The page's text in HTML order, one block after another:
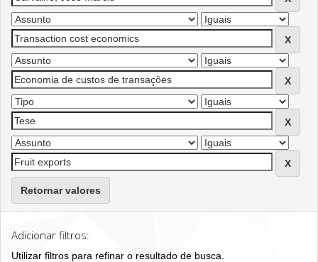
Retornar valores
Adicionar filtros:
Utilizar filtros para refinar o resultado de busca.